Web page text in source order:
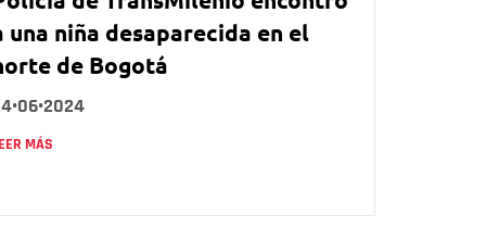
una niña desaparecida en el
de Bogotá
MÁS